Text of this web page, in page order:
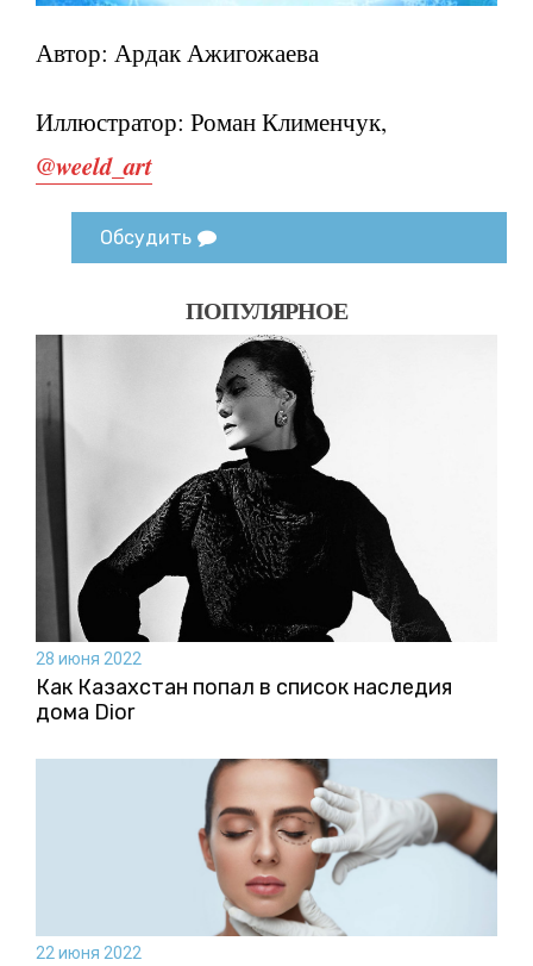
Автор: Ардак Ажигожаева
Иллюстратор: Роман Клименчук,
@weeld_art
Обсудить
ПОПУЛЯРНОЕ
28 июня 2022
Как Казахстан попал в список наследия
дома Dior
22 июня 2022